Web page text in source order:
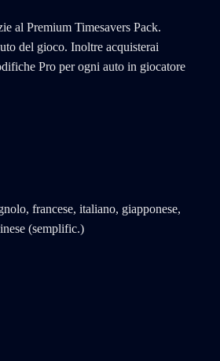
al Premium Timesavers Pack.
del gioco. Inoltre acquisterai
Pro per ogni auto in giocatore
francese, italiano, giapponese,
(semplific.)